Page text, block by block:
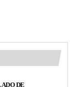
DE